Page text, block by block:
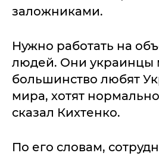
заложниками.
Нужно работать на
людей. Они украинцы
большинство любят
мира, хотят
сказал Кихтенко.
По его словам,